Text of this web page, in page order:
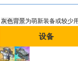
灰色背景为萌新装备或较少
设备